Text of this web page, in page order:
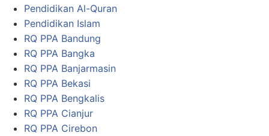
Pendidikan Al-Quran
Pendidikan Islam
RQ PPA Bandung
RQ PPA Bangka
RQ PPA Banjarmasin
RQ PPA Bekasi
RQ PPA Bengkalis
RQ PPA Cianjur
RQ PPA Cirebon